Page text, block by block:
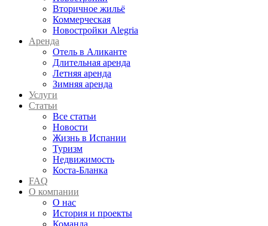
Вторичное жильё
Коммерческая
Новостройки Alegria
Аренда
Отель в Аликанте
Длительная аренда
Летняя аренда
Зимняя аренда
Услуги
Статьи
Все статьи
Новости
Жизнь в Испании
Туризм
Недвижимость
Коста-Бланка
FAQ
О компании
О нас
История и проекты
Команда